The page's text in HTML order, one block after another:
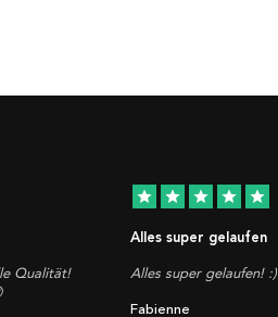
Qualität!
star star star star star
Alles super gelaufen
Alles super gelaufen! :)
Fabienne